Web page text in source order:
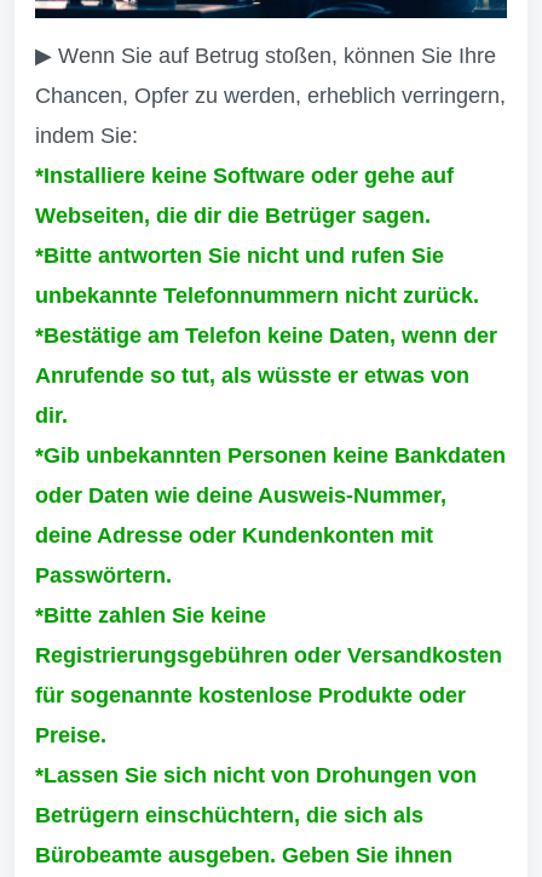
▶ Wenn Sie auf Betrug stoßen, können Sie Ihre
Chancen, Opfer zu werden, erheblich verringern,
indem Sie:
*Installiere keine Software oder gehe auf
Webseiten, die dir die Betrüger sagen.
*Bitte antworten Sie nicht und rufen Sie
unbekannte Telefonnummern nicht zurück.
*Bestätige am Telefon keine Daten, wenn der
Anrufende so tut, als wüsste er etwas von
dir.
*Gib unbekannten Personen keine Bankdaten
oder Daten wie deine Ausweis-Nummer,
deine Adresse oder Kundenkonten mit
Passwörtern.
*Bitte zahlen Sie keine
Registrierungsgebühren oder Versandkosten
für sogenannte kostenlose Produkte oder
Preise.
*Lassen Sie sich nicht von Drohungen von
Betrügern einschüchtern, die sich als
Bürobeamte ausgeben. Geben Sie ihnen